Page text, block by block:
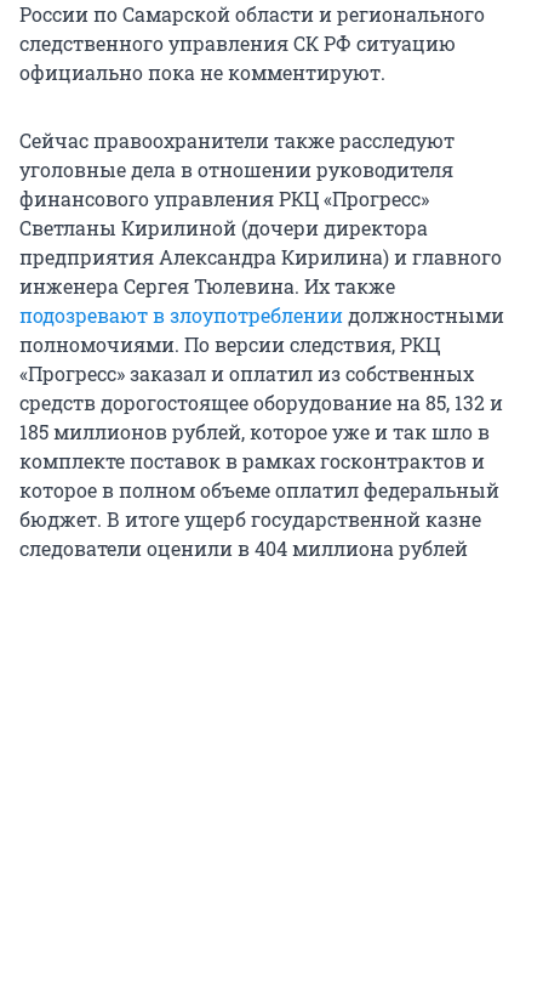
России по Самарской области и регионального
следственного управления СК РФ ситуацию
официально пока не комментируют.
Сейчас правоохранители также расследуют
уголовные дела в отношении руководителя
финансового управления РКЦ «Прогресс»
Светланы Кирилиной (дочери директора
предприятия Александра Кирилина) и главного
инженера Сергея Тюлевина. Их также
подозревают в злоупотреблениидолжностными
полномочиями. По версии следствия, РКЦ
«Прогресс» заказал и оплатил из собственных
средств дорогостоящее оборудование на 85, 132 и
185 миллионов рублей, которое уже и так шло в
комплекте поставок в рамках госконтрактов и
которое в полном объеме оплатил федеральный
бюджет. В итоге ущерб государственной казне
следователи оценили в 404 миллиона рублей